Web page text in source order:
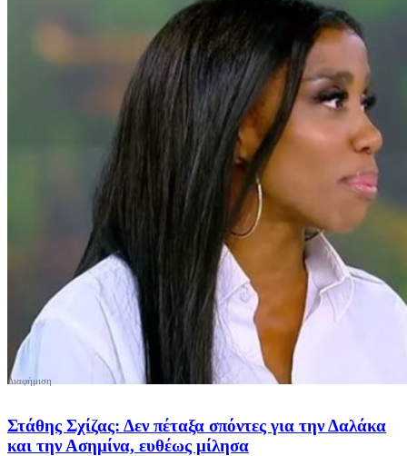
Στάθης Σχίζας: Δεν πέταξα σπόντες για την Δαλάκα
και την Ασημίνα, ευθέως μίλησα